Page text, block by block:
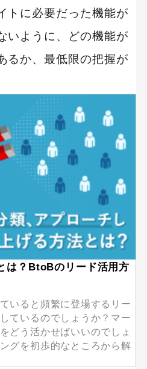
トに必要だった機能が
いように、どの機能が
るか、最低限の把握が
は？BtoBのリード活用方
いると頻繁に登場するリー
ているのでしょうか？マー
どう活かせばいいのでしょ
グを初歩的なところから解